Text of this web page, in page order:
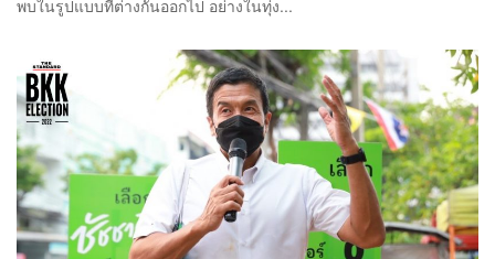
พบในรูปแบบที่ต่างกันออกไป อย่างในทุ่ง...